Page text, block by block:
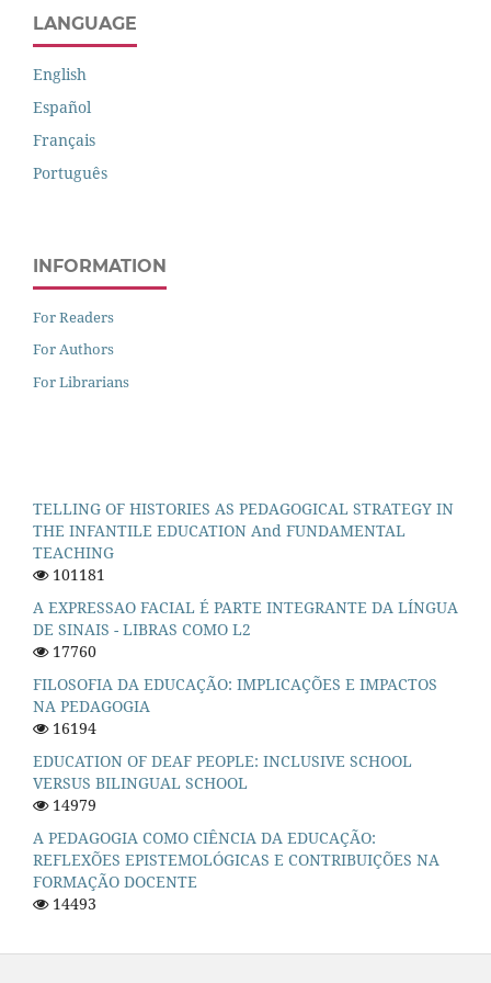
LANGUAGE
English
Español
Français
Português
INFORMATION
For Readers
For Authors
For Librarians
TELLING OF HISTORIES AS PEDAGOGICAL STRATEGY IN
THE INFANTILE EDUCATION And FUNDAMENTAL
TEACHING
101181
A EXPRESSAO FACIAL É PARTE INTEGRANTE DA LÍNGUA
DE SINAIS - LIBRAS COMO L2
17760
FILOSOFIA DA EDUCAÇÃO: IMPLICAÇÕES E IMPACTOS
NA PEDAGOGIA
16194
EDUCATION OF DEAF PEOPLE: INCLUSIVE SCHOOL
VERSUS BILINGUAL SCHOOL
14979
A PEDAGOGIA COMO CIÊNCIA DA EDUCAÇÃO:
REFLEXÕES EPISTEMOLÓGICAS E CONTRIBUIÇÕES NA
FORMAÇÃO DOCENTE
14493